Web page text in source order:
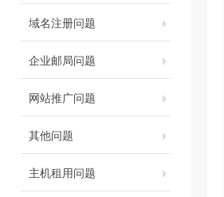
域名注册问题
企业邮局问题
网站推广问题
其他问题
主机租用问题